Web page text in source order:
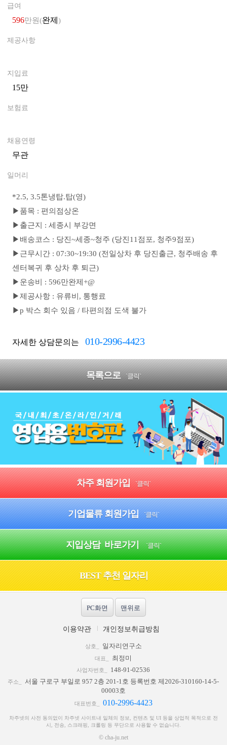
급여
596만원(완제 )
제공사항
지입료
15만0
보험료
채용연령
무관
일머리
*2.5, 3.5톤냉탑.탑(영)
▶품목 : 편의점상온
▶출근지 : 세종시 부강면
▶배송코스 : 당진~세종~청주 (당진11점포, 청주9점포)
▶근무시간 : 07:30~19:30 (전일상차 후 당진출근, 청주배송 후
센터복귀 후 상차 후 퇴근)
▶운송비 : 596만완제+@
▶제공사항 : 유류비, 통행료
▶p 박스 회수 있음 / 타편의점 도색 불가
자세한 상담문의는 010-2996-4423
목록으로 `클릭`
차주 회원가입 `클릭`
기업물류 회원가입 `클릭`
지입상담 바로가기 `클릭`
BEST 추천 일자리
PC화면 맨위로
이용약관 개인정보취급방침
상호_ 일자리연구소
대표_ 최정미
사업자번호_ 148-91-02536
주소_서울 구로구 부일로 957 2층 201-1호 등록번호 제2026-310160-14-5-
00003호
대표번호_ 010-2996-4423
차주넷의 사전 동의없이 차주넷 사이트내 일체의 정보, 컨텐츠 및 UI 등을 상업적 목적으로 전
시, 전송, 스크래핑, 크롤링 등 무단으로 사용할 수 없습니다.
© cha-ju.net